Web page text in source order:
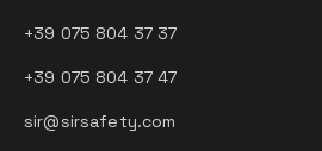
+39 075 804 37 37
+39 075 804 37 47
sir@sirsafety.com